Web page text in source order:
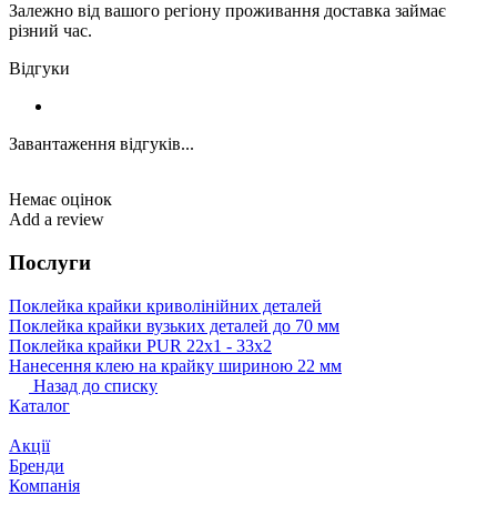
Залежно від вашого регіону проживання доставка займає
різний час.
Відгуки
Завантаження відгуків...
Немає оцінок
Add a review
Послуги
Поклейка крайки криволінійних деталей
Поклейка крайки вузьких деталей до 70 мм
Поклейка крайки PUR 22х1 ‐ 33х2
Нанесення клею на крайку шириною 22 мм
Назад до списку
Каталог
Акції
Бренди
Компанія